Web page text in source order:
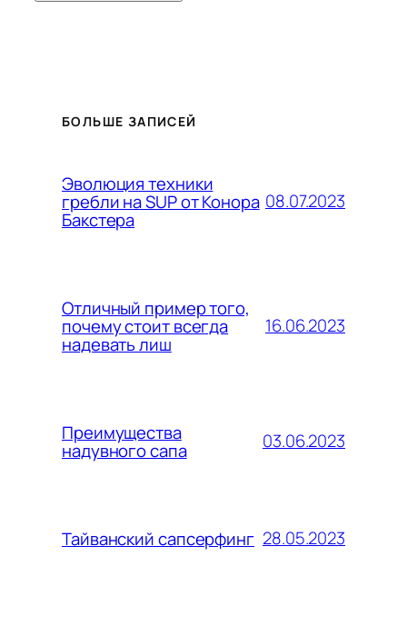
БОЛЬШЕ ЗАПИСЕЙ
Эволюция техники
гребли на SUP от Конора
Бакстера
08.07.2023
Отличный пример того,
почему стоит всегда
надевать лиш
16.06.2023
Преимущества
надувного сапа 03.06.2023
Тайванский сапсерфинг 28.05.2023